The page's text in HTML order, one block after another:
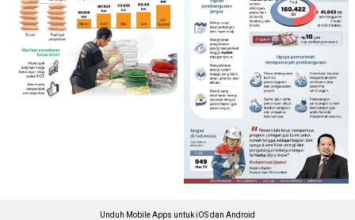
Unduh Mobile Apps untuk iOS dan Android